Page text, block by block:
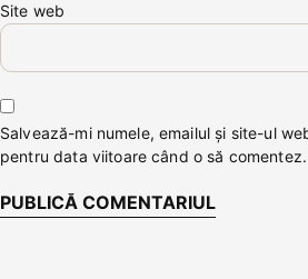
Site web
Salvează-mi numele, emailul și site-ul
pentru data viitoare când o să comentez.